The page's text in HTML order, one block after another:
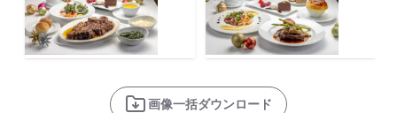
画像一括ダウンロード